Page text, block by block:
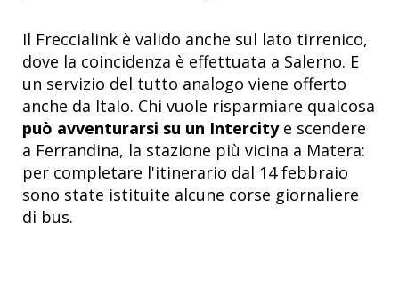
Il Freccialink è valido anche sul lato tirrenico,
dove la coincidenza è effettuata a Salerno. E
un servizio del tutto analogo viene offerto
anche da Italo. Chi vuole risparmiare qualcosa
può avventurarsi su un Intercitye scendere
a Ferrandina, la stazione più vicina a Matera:
per completare l'itinerario dal 14 febbraio
sono state istituite alcune corse giornaliere
di bus.